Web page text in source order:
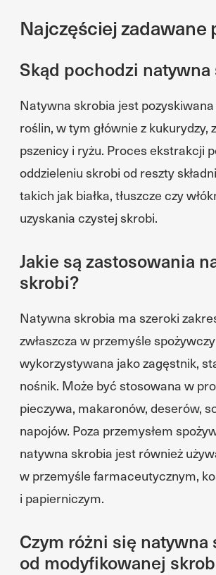
Najczęściej zadawane
Skąd pochodzi natywna
Natywna skrobia jest
roślin, w tym głównie z kukurydzy,
pszenicy i ryżu. Proces ekstrakcji
oddzieleniu skrobi od reszty
takich jak białka, tłuszcze czy
uzyskania czystej skrobi.
Jakie są zastosowania
skrobi?
Natywna skrobia ma szeroki
zwłaszcza w przemyśle
wykorzystywana jako zagęstnik,
nośnik. Może być stosowana w
pieczywa, makaronów, deserów,
napojów. Poza przemysłem
natywna skrobia jest również
w przemyśle farmaceutycznym,
i papierniczym.
Czym różni się natywna
od modyfikowanej